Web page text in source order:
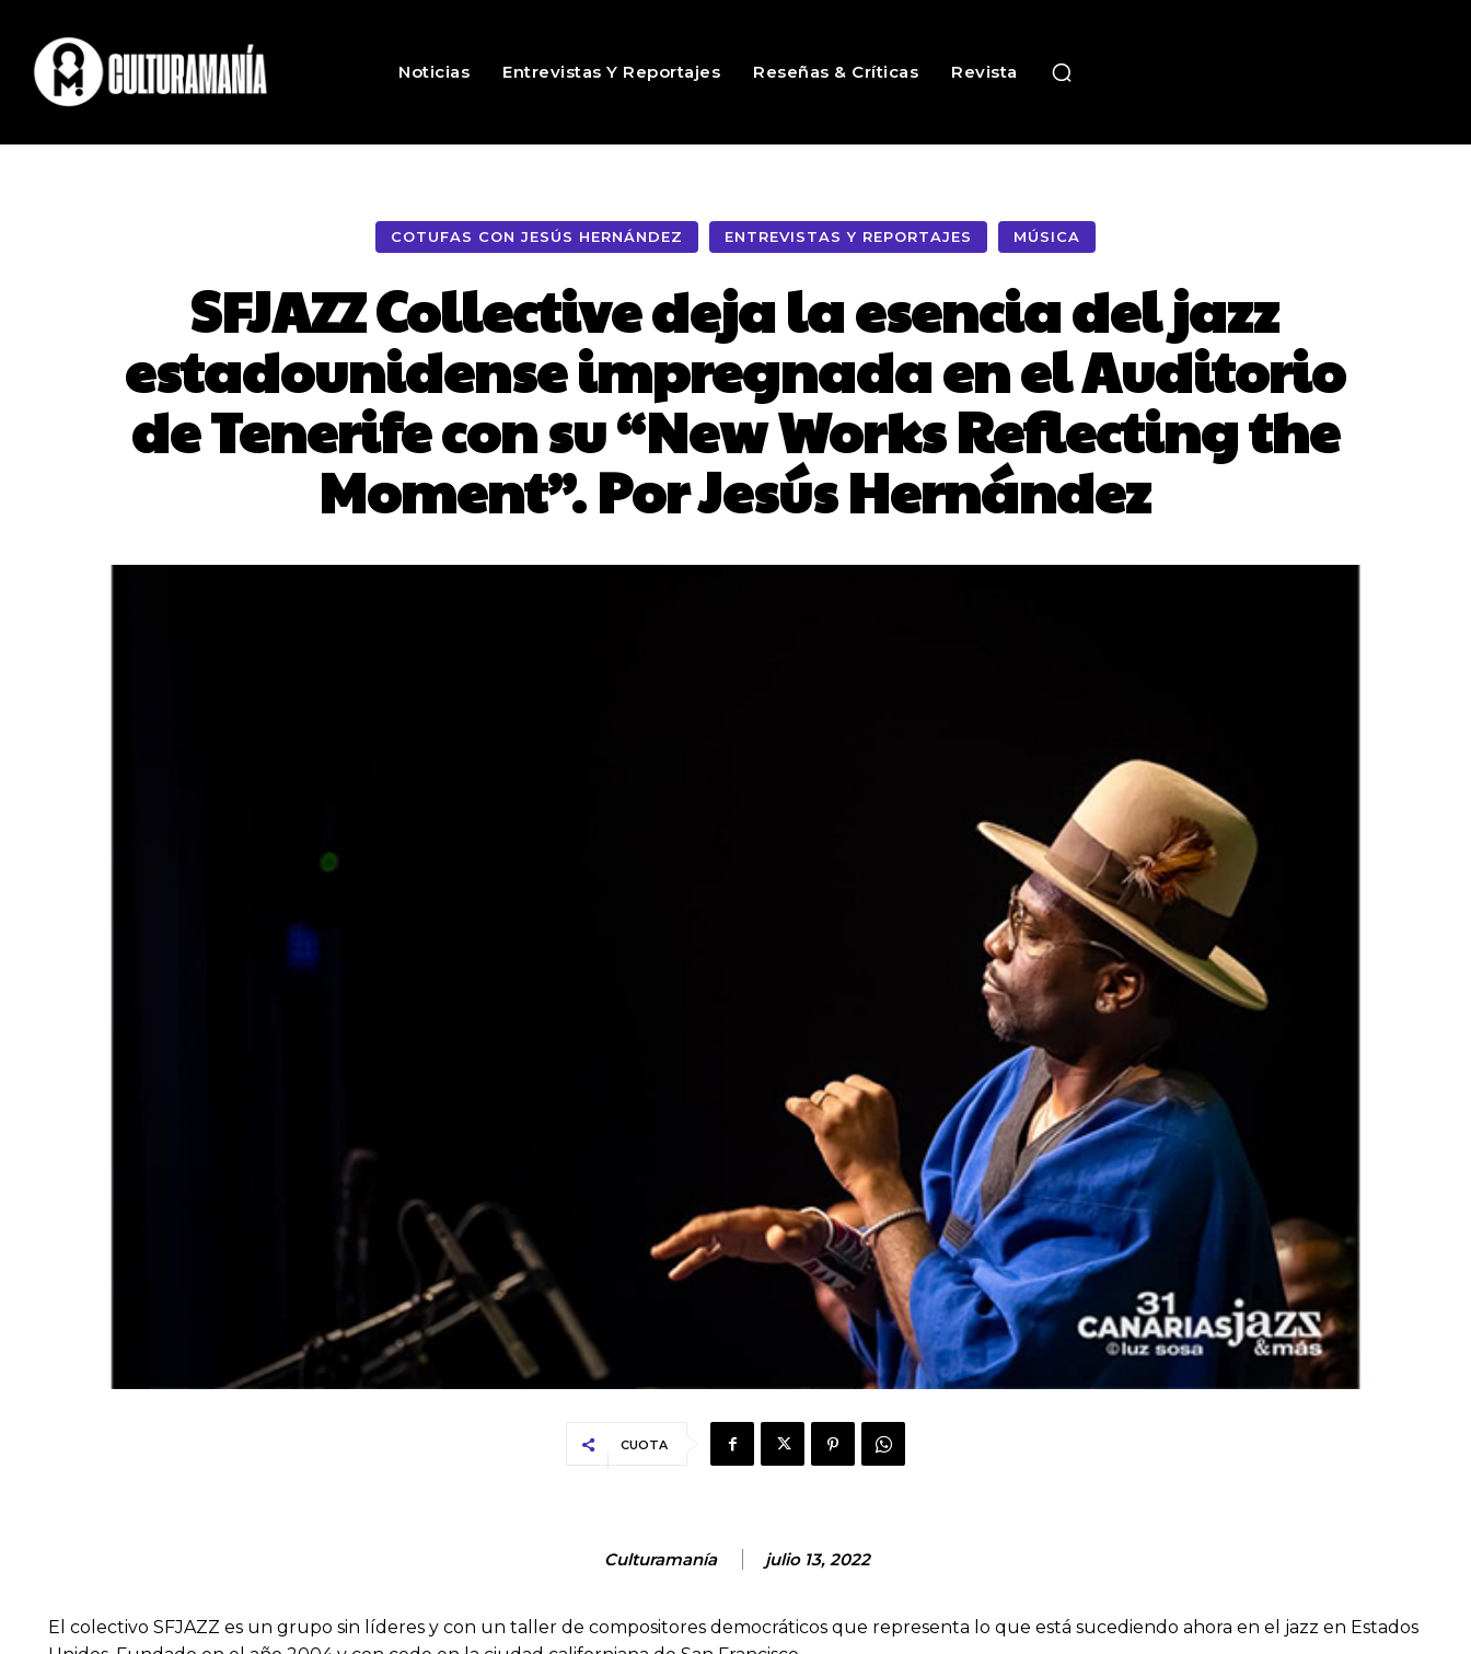
Noticias Entrevistas Y Reportajes Reseñas & Críticas Revista
COTUFAS CON JESÚS HERNÁNDEZ ENTREVISTAS Y REPORTAJES MÚSICA
SFJAZZ Collective deja la esencia del jazz
estadounidense impregnada en el Auditorio
de Tenerife con su “New Works Reflecting the
Moment”. Por Jesús Hernández
CUOTA
Culturamanía julio 13, 2022
El colectivo SFJAZZ es un grupo sin líderes y con un taller de compositores democráticos que representa lo que está sucediendo ahora en el jazz en Estados